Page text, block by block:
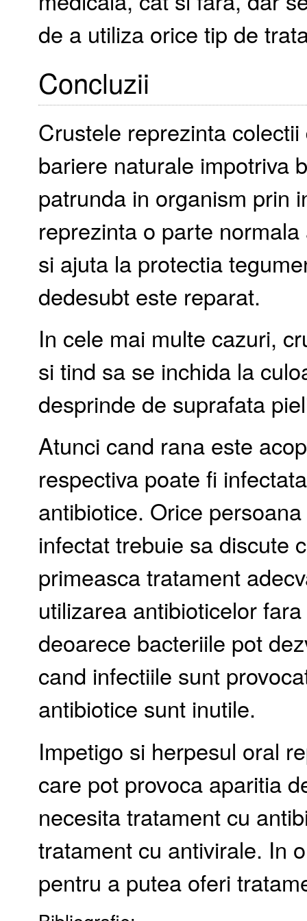
de a utiliza orice tip de
Concluzii
Crustele reprezinta
bariere naturale impotriva
patrunda in organism prin
reprezinta o parte
si ajuta la protectia
dedesubt este reparat.
In cele mai multe cazuri,
si tind sa se inchida la
desprinde de suprafata
Atunci cand rana este
respectiva poate fi
antibiotice. Orice
infectat trebuie sa discute
primeasca tratament
utilizarea antibioticelor
deoarece bacteriile pot
cand infectiile sunt
antibiotice sunt inutile.
Impetigo si herpesul oral
care pot provoca aparitia
necesita tratament cu
tratament cu antivirale. In
pentru a putea oferi